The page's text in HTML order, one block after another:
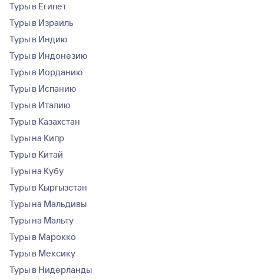
Туры в Египет
Туры в Израиль
Туры в Индию
Туры в Индонезию
Туры в Иорданию
Туры в Испанию
Туры в Италию
Туры в Казахстан
Туры на Кипр
Туры в Китай
Туры на Кубу
Туры в Кыргызстан
Туры на Мальдивы
Туры на Мальту
Туры в Марокко
Туры в Мексику
Туры в Нидерланды